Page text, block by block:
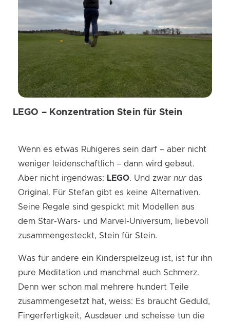
LEGO – Konzentration Stein für Stein
Wenn es etwas Ruhigeres sein darf – aber nicht
weniger leidenschaftlich – dann wird gebaut.
Aber nicht irgendwas: LEGO. Und zwar nurdas
Original. Für Stefan gibt es keine Alternativen.
Seine Regale sind gespickt mit Modellen aus
dem Star-Wars- und Marvel-Universum, liebevoll
zusammengesteckt, Stein für Stein.
Was für andere ein Kinderspielzeug ist, ist für ihn
pure Meditation und manchmal auch Schmerz.
Denn wer schon mal mehrere hundert Teile
zusammengesetzt hat, weiss: Es braucht Geduld,
Fingerfertigkeit, Ausdauer und scheisse tun die